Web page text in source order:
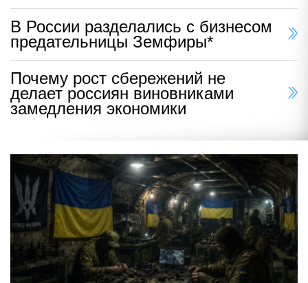
В России разделались с бизнесом
предательницы Земфиры*
Почему рост сбережений не
делает россиян виновниками
замедления экономики